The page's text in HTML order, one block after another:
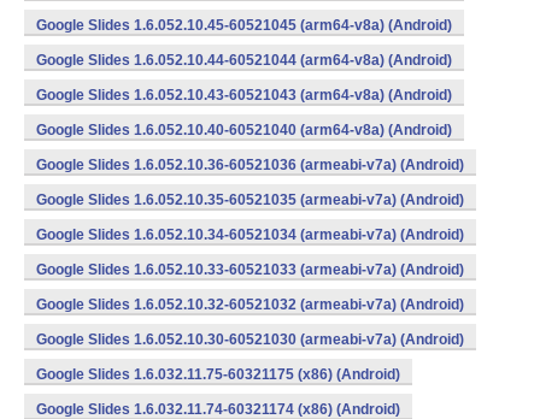
Google Slides 1.6.052.10.45-60521045 (arm64-v8a) (Android)
Google Slides 1.6.052.10.44-60521044 (arm64-v8a) (Android)
Google Slides 1.6.052.10.43-60521043 (arm64-v8a) (Android)
Google Slides 1.6.052.10.40-60521040 (arm64-v8a) (Android)
Google Slides 1.6.052.10.36-60521036 (armeabi-v7a) (Android)
Google Slides 1.6.052.10.35-60521035 (armeabi-v7a) (Android)
Google Slides 1.6.052.10.34-60521034 (armeabi-v7a) (Android)
Google Slides 1.6.052.10.33-60521033 (armeabi-v7a) (Android)
Google Slides 1.6.052.10.32-60521032 (armeabi-v7a) (Android)
Google Slides 1.6.052.10.30-60521030 (armeabi-v7a) (Android)
Google Slides 1.6.032.11.75-60321175 (x86) (Android)
Google Slides 1.6.032.11.74-60321174 (x86) (Android)